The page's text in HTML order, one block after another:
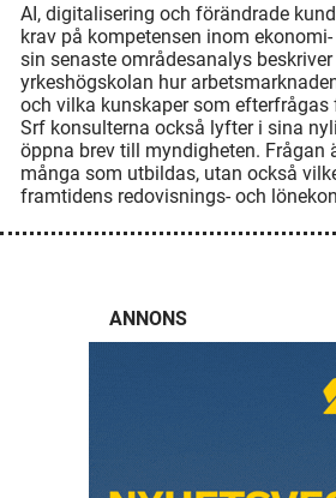
AI, digitalisering och förändrade
krav på kompetensen inom
sin senaste områdesanalys
yrkeshögskolan hur
och vilka kunskaper som efterfrågas
Srf konsulterna också lyfter i sina
öppna brev till myndigheten. Frågan
många som utbildas, utan också
framtidens redovisnings- och
ANNONS